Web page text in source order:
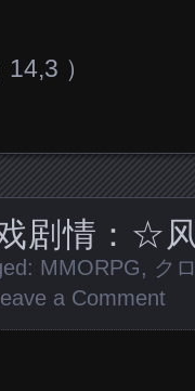
）
剧情：☆
MMORPG, ク
a Comment